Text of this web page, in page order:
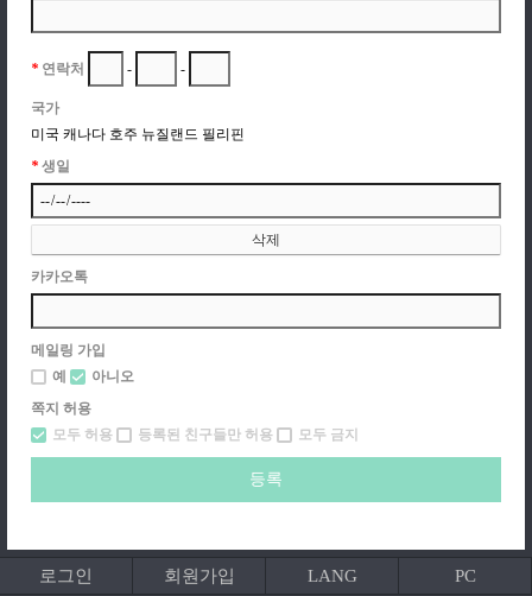
* 연락처 - -
국가
미국 캐나다 호주 뉴질랜드 필리핀
* 생일
카카오톡
메일링 가입
예
아니오
쪽지 허용
모두 허용
등록된 친구들만 허용 모두 금지
로그인 회원가입 LANG PC